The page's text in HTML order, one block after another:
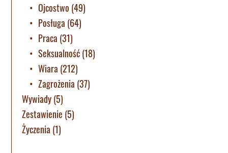
Ojcostwo (49)
Posługa (64)
Praca (31)
Seksualność(18)
Wiara (212)
Zagrożenia (37)
Wywiady(5)
Zestawienie (5)
Życzenia (1)